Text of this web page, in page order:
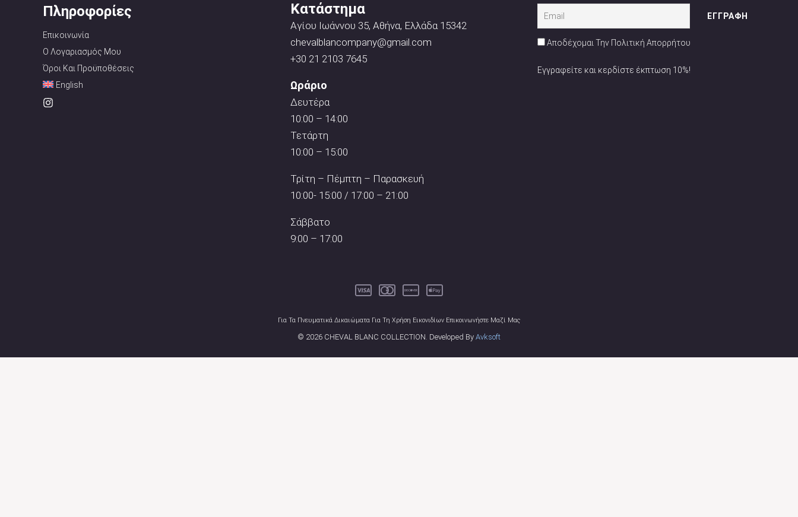
Πληροφορίες
Επικοινωνία
Ο Λογαριασμός Μου
Όροι Και Προϋποθέσεις
English
Κατάστημα
Αγίου Ιωάννου 35, Αθήνα, Ελλάδα 15342
chevalblancompany@gmail.com
+30 21 2103 7645
Ωράριο
Δευτέρα
10:00 – 14:00
Τετάρτη
10:00 – 15:00
Τρίτη – Πέμπτη – Παρασκευή
10:00- 15:00 / 17:00 – 21:00
Σάββατο
9:00 – 17:00
Αποδέχομαι Την Πολιτική Απορρήτου
Εγγραφείτε και κερδίστε έκπτωση 10%!
Για Τα Πνευματικά Δικαιώματα Για Τη Χρήση Εικονιδίων Επικοινωνήστε Μαζί Μας
© 2026 CHEVAL BLANC COLLECTION. Developed By Avksoft